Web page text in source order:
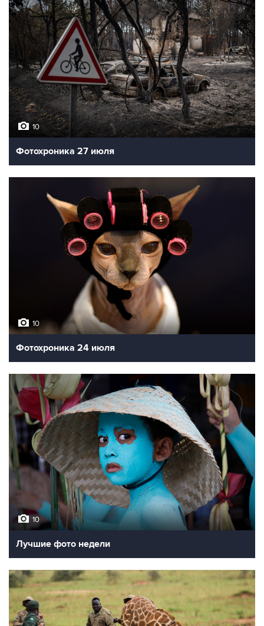
10
Фотохроника 27 июля
10
Фотохроника 24 июля
10
Лучшие фото недели